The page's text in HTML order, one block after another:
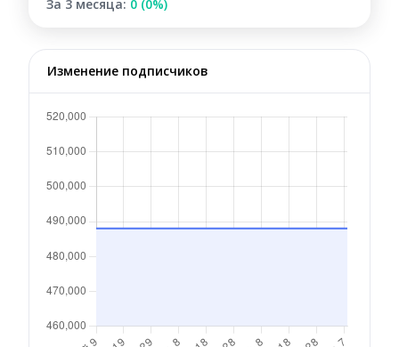
За 3 месяца: 0 (0%)
Изменение подписчиков